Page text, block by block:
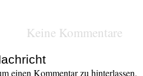
Keine Kommentare
einen Kommentar zu hinterlassen.